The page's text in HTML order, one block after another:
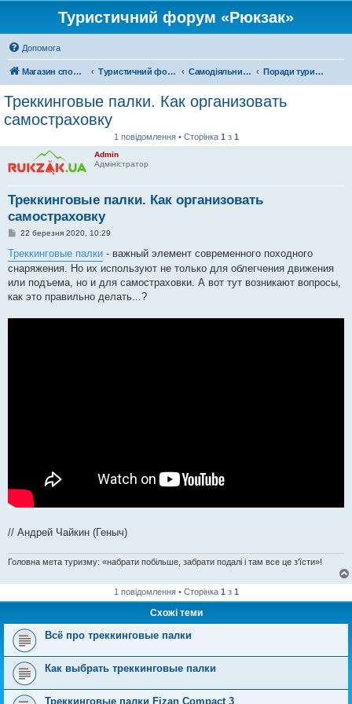
Туристичний форум «Рюкзак»
Допомога
Магазин спорядження Туристичний форум «Рюкзак» Самодіяльний туризм Поради туристам
Треккинговые палки. Как организовать
самостраховку
1 повідомлення • Сторінка 1 з 1
Admin
Адміністратор
Треккинговые палки. Как организовать
самостраховку
П
в
і
д
о
м
л
н
22 березня 2020, 10:29
Треккинговые палки - важный элемент современного походного
снаряжения. Но их используют не только для облегчения движения
или подъема, но и для самостраховки. А вот тут возникают вопросы,
как это правильно делать...?
// Андрей Чайкин (Геныч)
Головна мета туризму: «набрати побільше, забрати подалі і там все це з'їсти»!
1 повідомлення • Сторінка 1 з 1
Схожі теми
Всё про треккинговые палки
Как выбрать треккинговые палки
Треккинговые палки Fizan Compact 3